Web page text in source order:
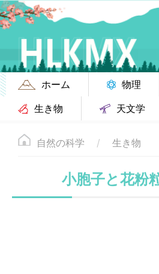
ホーム 物理
生き物
天文学
自然の科学 生き物
小胞子と花粉